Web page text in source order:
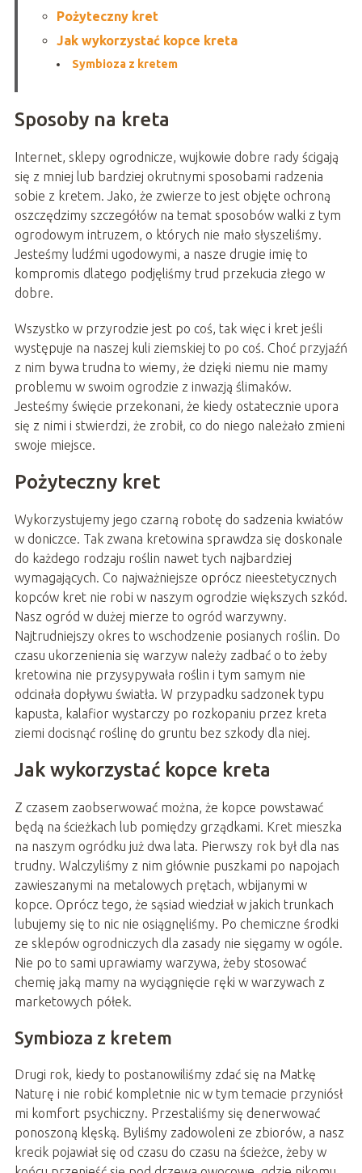
Pożyteczny kret
Jak wykorzystać kopce kreta
Symbioza z kretem
Sposoby na kreta
Internet, sklepy ogrodnicze, wujkowie dobre rady ścigają
się z mniej lub bardziej okrutnymi sposobami radzenia
sobie z kretem. Jako, że zwierze to jest objęte ochroną
oszczędzimy szczegółów na temat sposobów walki z tym
ogrodowym intruzem, o których nie mało słyszeliśmy.
Jesteśmy ludźmi ugodowymi, a nasze drugie imię to
kompromis dlatego podjęliśmy trud przekucia złego w
dobre.
Wszystko w przyrodzie jest po coś, tak więc i kret jeśli
występuje na naszej kuli ziemskiej to po coś. Choć przyjaźń
z nim bywa trudna to wiemy, że dzięki niemu nie mamy
problemu w swoim ogrodzie z inwazją ślimaków.
Jesteśmy święcie przekonani, że kiedy ostatecznie upora
się z nimi i stwierdzi, że zrobił, co do niego należało zmieni
swoje miejsce.
Pożyteczny kret
Wykorzystujemy jego czarną robotę do sadzenia kwiatów
w doniczce. Tak zwana kretowina sprawdza się doskonale
do każdego rodzaju roślin nawet tych najbardziej
wymagających. Co najważniejsze oprócz nieestetycznych
kopców kret nie robi w naszym ogrodzie większych szkód.
Nasz ogród w dużej mierze to ogród warzywny.
Najtrudniejszy okres to wschodzenie posianych roślin. Do
czasu ukorzenienia się warzyw należy zadbać o to żeby
kretowina nie przysypywała roślin i tym samym nie
odcinała dopływu światła. W przypadku sadzonek typu
kapusta, kalafior wystarczy po rozkopaniu przez kreta
ziemi docisnąć roślinę do gruntu bez szkody dla niej.
Jak wykorzystać kopce kreta
Z czasem zaobserwować można, że kopce powstawać
będą na ścieżkach lub pomiędzy grządkami. Kret mieszka
na naszym ogródku już dwa lata. Pierwszy rok był dla nas
trudny. Walczyliśmy z nim głównie puszkami po napojach
zawieszanymi na metalowych prętach, wbijanymi w
kopce. Oprócz tego, że sąsiad wiedział w jakich trunkach
lubujemy się to nic nie osiągnęliśmy. Po chemiczne środki
ze sklepów ogrodniczych dla zasady nie sięgamy w ogóle.
Nie po to sami uprawiamy warzywa, żeby stosować
chemię jaką mamy na wyciągnięcie ręki w warzywach z
marketowych półek.
Symbioza z kretem
Drugi rok, kiedy to postanowiliśmy zdać się na Matkę
Naturę i nie robić kompletnie nic w tym temacie przyniósł
mi komfort psychiczny. Przestaliśmy się denerwować
ponoszoną klęską. Byliśmy zadowoleni ze zbiorów, a nasz
krecik pojawiał się od czasu do czasu na ścieżce, żeby w